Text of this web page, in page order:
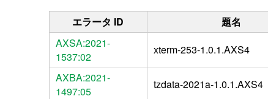
エラータ ID 題名
AXSA:2021-
1537:02
xterm-253-1.0.1.AXS4
AXBA:2021-
1497:05
tzdata-2021a-1.0.1.AXS4